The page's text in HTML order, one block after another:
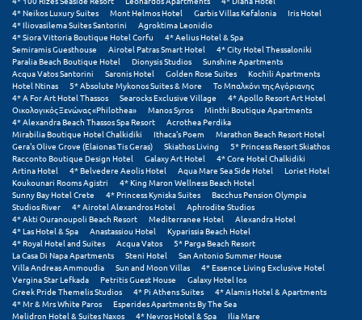
Υ
Ύδρα
Φ
Φιλιατρά Μεσσηνίας
Φλώρινα
Φοινικούντα
Χ
Χαλκίδα
Χαλκιδική
Χανιά
4* Neikos Luxury Suites
Mont Helmos Hotel Garbis Villas Kefalonia
Iris Hotel
4* Iliovasilema Suites Santorini
Agroktima Leonidio
4* Siora Vittoria Boutique Hotel Corfu
4* Aelius Hotel & Spa
Semiramis Guesthouse
Airotel Patras Smart Hotel
4* City Hotel Thessaloniki
Paralia Beach Boutique Hotel
Dionysis Studios
Sunshine Apartments
Acqua Vatos Santorini
Saronis Hotel Golden Rose Suites
Kochili Apartments
Hotel Ntinas
5* Absolute Mykonos Suites & More
Το Μπαλκόνι της Αγόριανης
4* A For Art Hotel Thassos
Searocks Exclusive Village
4* Apollo Resort Art Hotel
Οικολογικός Ξενώνας «Philothea»
Manos Syros
Minthi Boutique Apartments
4* Alexandra Beach Thassos Spa Resort
Acrothea Perdika
Mirabilia Boutique Hotel Chalkidiki
Ithaca's Poem
Marathon Beach Resort Hotel
Gera's Olive Grove (Elaionas Tis Geras)
Skiathos Living
5* Princess Resort Skiathos
Racconto Boutique Design Hotel
Galaxy Art Hotel
4* Core Hotel Chalkidiki
Artina Hotel
4* Belvedere Aeolis Hotel Aqua Mare Sea Side Hotel
Loriet Hotel
Koukounari Rooms Agistri
4* King Maron Wellness Beach Hotel
Sunny Bay Hotel Crete
4* Princess Kyniska Suites
Bacchus Pension Olympia
Studios River
4* Airotel Alexandros Hotel
Aphrodite Studios
4* Akti Ouranoupoli Beach Resort
Mediterranee Hotel
Alexandra Hotel
4* Las Hotel & Spa
Anastassiou Hotel
Kyparissia Beach Hotel
4* Royal Hotel and Suites
Acqua Vatos
5* Parga Beach Resort
La Casa Di Napa Apartments
Steni Hotel
San Antonio Summer House
Villa Andreas Ammoudia
Sun and Moon Villas
4* Essence Living Exclusive Hotel
Vergina Star Lefkada
Petritis Guest House
Galaxy Hotel Ios
Greek Pride Themelis Studios
4* Pi Athens Suites
4* Alamis Hotel & Apartments
4* Mr & Mrs White Paros
Esperides Apartments By The Sea
Melidron Hotel & Suites Naxos
4* Nevros Hotel & Spa
Ilia Mare